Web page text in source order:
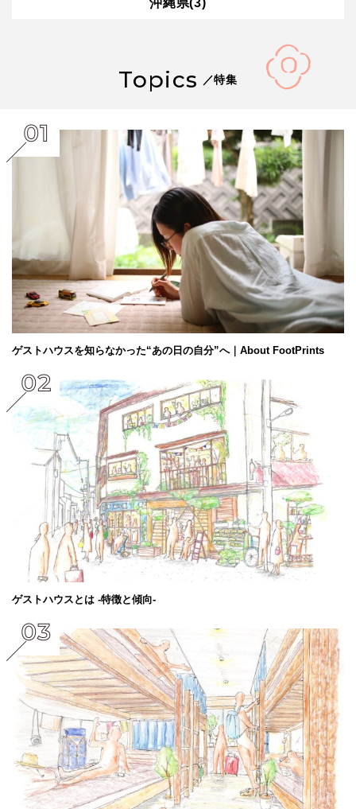
沖縄県(3)
Topics ／特集
ゲストハウスを知らなかった“あの日の自分”へ｜About FootPrints
ゲストハウスとは -特徴と傾向-